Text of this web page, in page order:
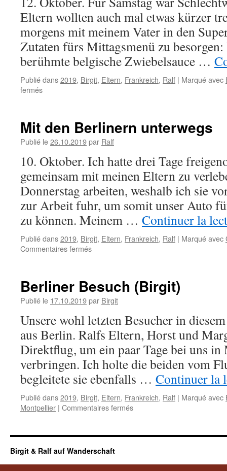
Eltern wollten auch mal etwas kürzer
morgens mit meinem Vater in den
Zutaten fürs Mittagsmenü zu
berühmte belgische Zwiebelsauce …
Publié dans2019, Birgit, Eltern, Frankreich, Ralf | Marqué avec
ferméssur
durch
Montpellier
Palavas-
les-
Flots
Mit den Berlinern unterwegs
Publié le26.10.2019par Ralf
10. Oktober. Ich hatte drei Tage
gemeinsam mit meinen Eltern zu
Donnerstag arbeiten, weshalb ich sie
zur Arbeit fuhr, um somit unser Auto
zu können. Meinem … Continuer la
Publié dans2019, Birgit, Eltern, Frankreich, Ralf | Marqué avec
Commentaires ferméssur
unterwegs
Berliner Besuch (Birgit)
Publié le 17.10.2019par Birgit
Unsere wohl letzten Besucher in
aus Berlin. Ralfs Eltern, Horst und
Direktflug, um ein paar Tage bei uns
verbringen. Ich holte die beiden vom
begleitete sie ebenfalls … Continuer la
Publié dans2019, Birgit, Eltern, Frankreich, Ralf | Marqué avec
Montpellier | Commentaires ferméssur
(Birgit)
Birgit & Ralf auf Wanderschaft